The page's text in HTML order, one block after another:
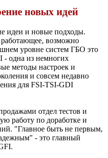
новых идей
идеи и новые подходы.
возможно
уровне систем ГБО это
- одна из немногих
методы настроек и
и совсем недавно
для FSI-TSI-GDI
отдел тестов и
работу по доработке и
"Главное быть не первым,
- это главный